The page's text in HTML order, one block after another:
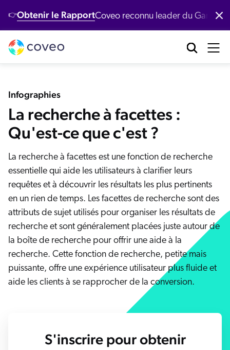
👉Obtenir le RapportCoveo reconnu leader du
Produits
conversationnelle Nouveau
de récupération passages
intelligente
solutions
SERVICE CLIENT
MILIEU DE TRAVAIL
Industries
au détail
financiers
Clients
Nos clients récompensés
Programme de réussite client
client
succès client
professionnels
communauté
Développeurs
MCP
Labs
Coveo Connect
gratuit
Code Sandbox
Ressources
clients
numériques et livres blancs
populaires
Modèles d'IA
IA Générative
Quoi de neuf ?
Carrières
Infographies
La recherche à facettes :
Qu'est-ce que c'est ?
La recherche à facettes est une fonction de recherche
essentielle qui aide les utilisateurs à clarifier leurs
requêtes et à découvrir les résultats les plus pertinents
en un rien de temps. Les facettes de recherche sont des
attributs de sujet utilisés pour organiser les résultats de
recherche et sont généralement placées juste autour de
la boîte de recherche pour offrir une aide à la
recherche. Cette fonction de recherche, petite mais
puissante, offre une expérience utilisateur plus fluide et
aide les clients à se rapprocher de la conversion.
S'inscrire pour obtenir